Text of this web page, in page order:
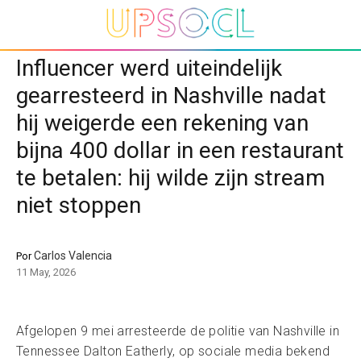
Influencer werd uiteindelijk
gearresteerd in Nashville nadat
hij weigerde een rekening van
bijna 400 dollar in een restaurant
te betalen: hij wilde zijn stream
niet stoppen
PorCarlos Valencia
11 May, 2026
Afgelopen 9 mei arresteerde de politie van Nashville in
Tennessee Dalton Eatherly, op sociale media bekend